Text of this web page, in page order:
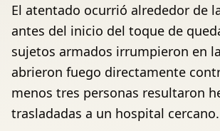
El atentado ocurrió alrededor de
antes del inicio del toque de
sujetos armados irrumpieron en
abrieron fuego directamente
menos tres personas resultaron
trasladadas a un hospital cercano.